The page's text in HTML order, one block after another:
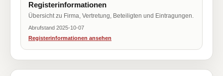
Registerinformationen
Übersicht zu Firma, Vertretung, Beteiligten und Eintragungen.
Abrufstand 2025-10-07
Registerinformationen ansehen